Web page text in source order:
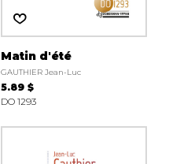
Matin d'été
GAUTHIER Jean-Luc
5.89 $
DO 1293